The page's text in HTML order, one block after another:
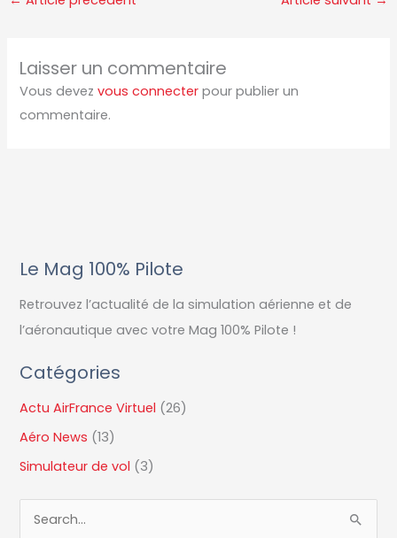
Laisser un commentaire
Vous devezvous connecter pour publier un
commentaire.
Le Mag 100% Pilote
Retrouvez l’actualité de la simulation aérienne et de
l’aéronautique avec votre Mag 100% Pilote !
Catégories
Actu AirFrance Virtuel (26)
Aéro News (13)
Simulateur de vol (3)